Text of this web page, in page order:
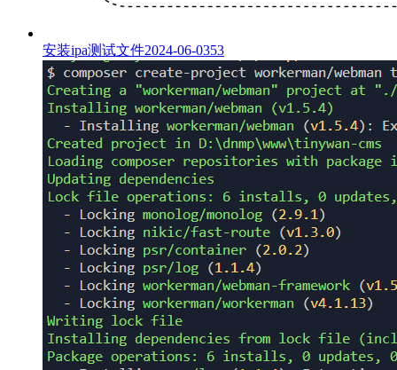
安装ipa测试文件2024-06-0353